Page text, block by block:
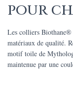
pour
Les colliers Biothane®
matériaux de qualité.
motif toile de
maintenue par une